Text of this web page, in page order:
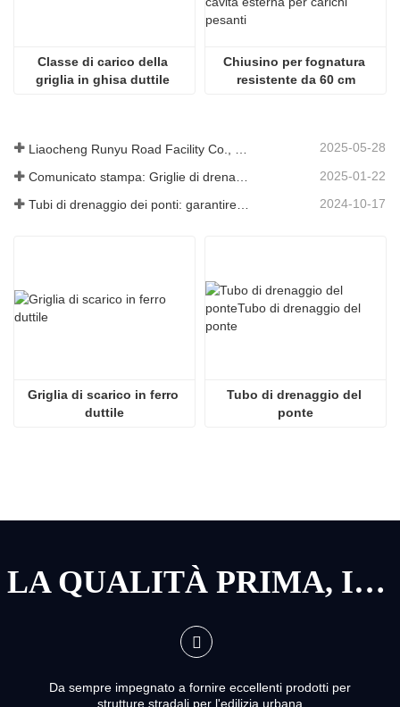
Classe di carico della
griglia in ghisa duttile
Chiusino per fognatura
resistente da 60 cm
2025-05-28
2025-01-22
2024-10-17
Griglia di scarico in ferro
duttile
Tubo di drenaggio del
ponte
LA QUALITÀ PRIMA, IL SERVIZIO PRIMA
Da sempre impegnato a fornire eccellenti prodotti per
strutture stradali per l'edilizia urbana